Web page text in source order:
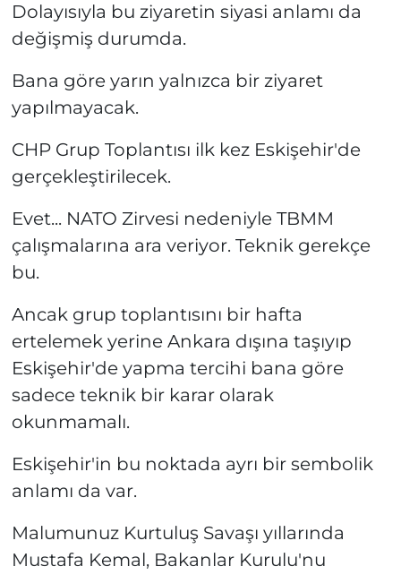
Dolayısıyla bu ziyaretin siyasi anlamı da
değişmiş durumda.
Bana göre yarın yalnızca bir ziyaret
yapılmayacak.
CHP Grup Toplantısı ilk kez Eskişehir'de
gerçekleştirilecek.
Evet... NATO Zirvesi nedeniyle TBMM
çalışmalarına ara veriyor. Teknik gerekçe
bu.
Ancak grup toplantısını bir hafta
ertelemek yerine Ankara dışına taşıyıp
Eskişehir'de yapma tercihi bana göre
sadece teknik bir karar olarak
okunmamalı.
Eskişehir'in bu noktada ayrı bir sembolik
anlamı da var.
Malumunuz Kurtuluş Savaşı yıllarında
Mustafa Kemal, Bakanlar Kurulu'nu